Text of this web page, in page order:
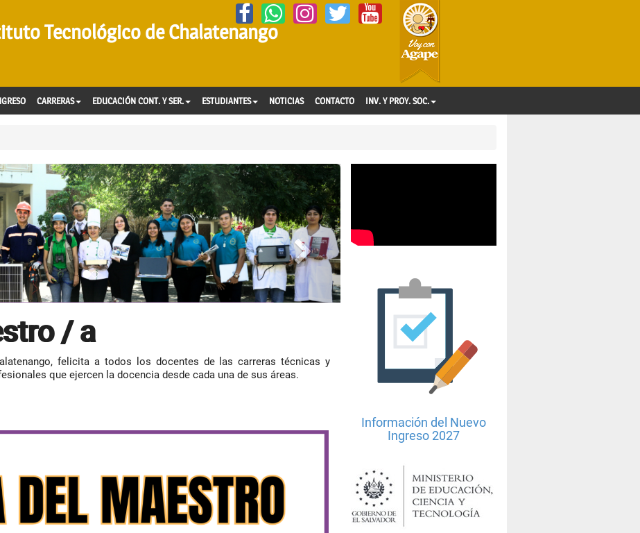
Tecnológico de Chalatenango
CARRERAS EDUCACIÓN CONT. Y SER. ESTUDIANTES NOTICIAS CONTACTO INV. Y PROY. SOC.
/ a
felicita a todos los docentes de las carreras técnicas y
que ejercen la docencia desde cada una de sus áreas.
Información del Nuevo
Ingreso 2027